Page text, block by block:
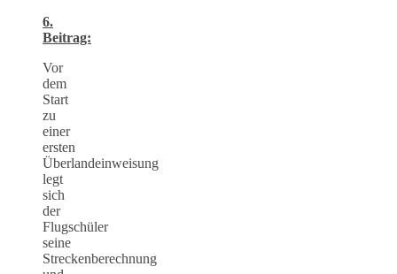
6.
Beitrag:
Vor
dem
Start
zu
einer
ersten
Überlandeinweisung
legt
sich
der
Flugschüler
seine
Streckenberechnung